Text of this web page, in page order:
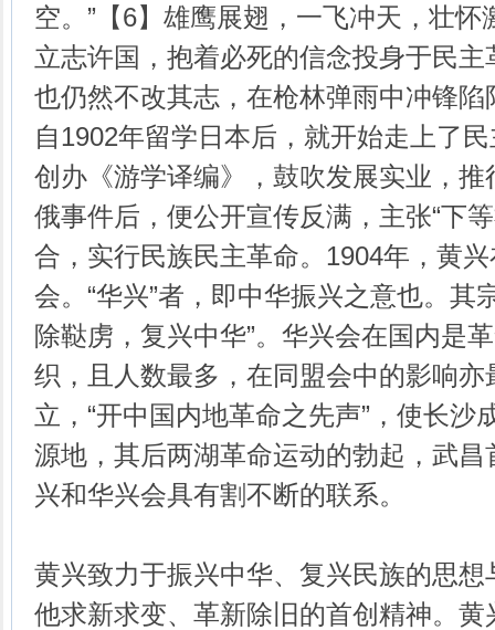
空。”【6】雄鹰展翅，一飞冲天，壮
立志许国，抱着必死的信念投身于民
也仍然不改其志，在枪林弹雨中冲锋
自1902年留学日本后，就开始走上了
创办《游学译编》，鼓吹发展实业，
俄事件后，便公开宣传反满，主张“下
合，实行民族民主革命。1904年，黄
会。“华兴”者，即中华振兴之意也。其
除鞑虏，复兴中华”。华兴会在国内是
织，且人数最多，在同盟会中的影响
立，“开中国内地革命之先声”，使长沙
源地，其后两湖革命运动的勃起，武
兴和华兴会具有割不断的联系。
黄兴致力于振兴中华、复兴民族的思
他求新求变、革新除旧的首创精神。